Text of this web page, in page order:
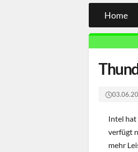
Home
Intel hat
verfügt
mehr